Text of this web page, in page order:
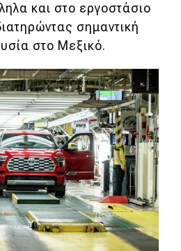
και στο εργοστάσιο
σημαντική
στο Μεξικό.